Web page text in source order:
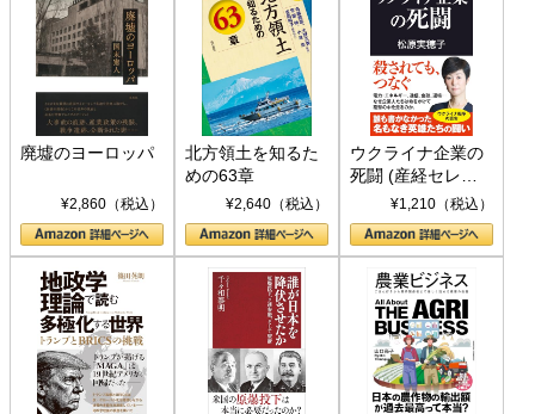
廃墟のヨーロッパ
¥2,860（税込）
北方領土を知るた
めの63章
¥2,640（税込）
ウクライナ企業の
死闘 (産経セレク
ト S 039)¥1,210（税込）